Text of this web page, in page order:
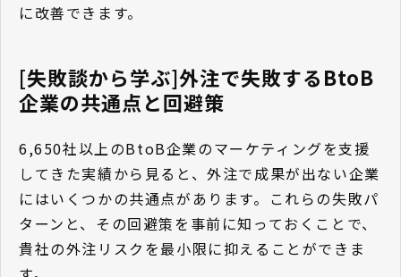
に改善できます。
[失敗談から学ぶ]外注で失敗するBtoB
企業の共通点と回避策
6,650社以上のBtoB企業のマーケティングを支援
してきた実績から見ると、外注で成果が出ない企業
にはいくつかの共通点があります。これらの失敗パ
ターンと、その回避策を事前に知っておくことで、
貴社の外注リスクを最小限に抑えることができま